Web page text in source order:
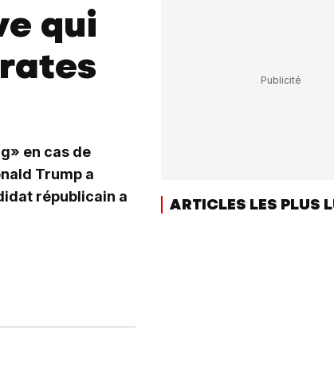
qui
en cas de
Trump a
républicain a
ARTICLES LES PLUS